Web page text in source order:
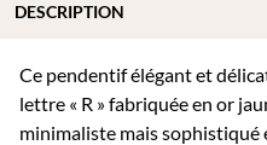
Ce pendentif élégant et
lettre « R » fabriquée en or
minimaliste mais
DESCRIPTION